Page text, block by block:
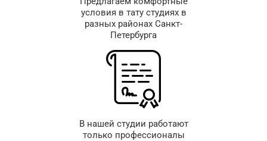
условия в тату студиях в
разных районах Санкт-
Петербурга
В нашей студии работают
только профессионалы